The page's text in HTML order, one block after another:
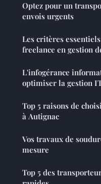
Optez pour un
envois urgents
Les critères
freelance en gestion
L'infogérance
optimiser la gestion
Top 5 raisons de
à Autignac
Vos travaux de
mesure
Top 5 des